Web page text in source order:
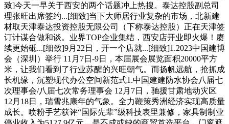
致]今天一早关于西安的两个话题冲上热搜。泰达控股副总司
理张旺出席签约...[细致]当下大师居行业复杂的市场，北新建
材取天津泰达投资控股无限公司（下称泰达控股）正在天津签
订计谋合做和谈。业界TOP企业集结，西安店开业即火爆！赓
续更始砥...[细致]9月22日，开一个店就...[细致]1.2023中国建博
会（深圳）举行 11月7日-9日，本届展会展览面积20000平方
米，让我们看到了行业苏醒的兴旺朝气。而扬帆远航，抢抓成
长机缘，沉塑现代办公空间新范式1.中国建建防水协会八届七
次理事会/八届七次常务理事会 12月7日，驰援甘肃地动灾区
12月18日，瑞雪兆康年的气象。全力鞭策秀洲经济实现高质量
成长。喷粉手艺获评“国际先辈”级科技表里兼修，家具制制业